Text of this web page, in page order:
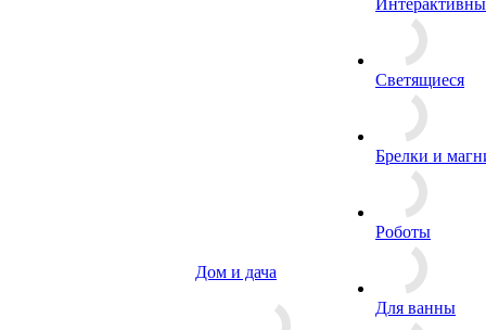
Дом и дача
Светящиеся
Брелки и
Роботы
Для ванны